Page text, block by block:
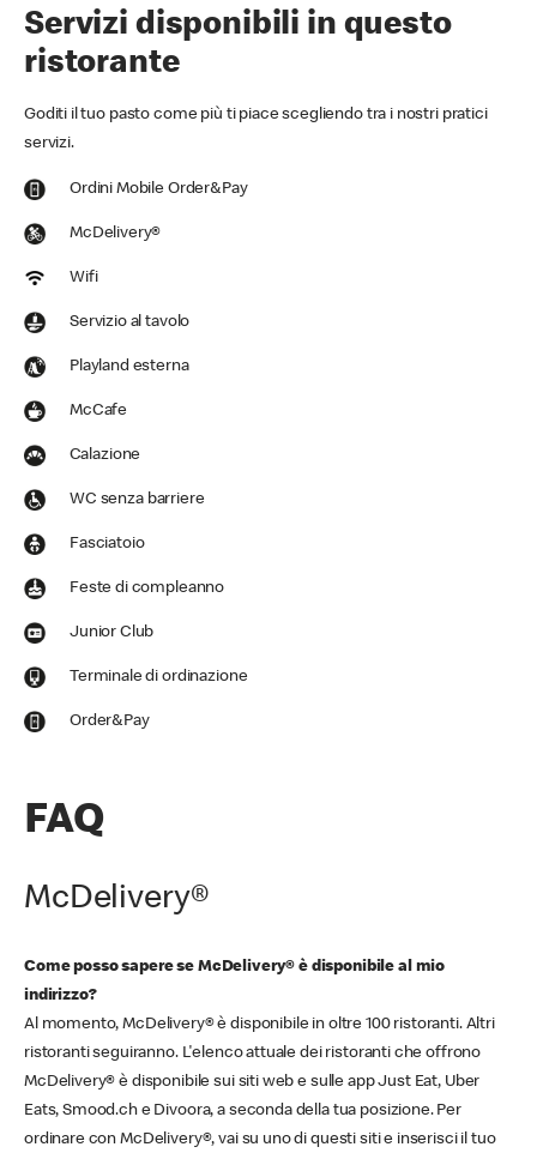
Servizi disponibili in questo
ristorante
Goditi il tuo pasto come più ti piace scegliendo tra i nostri pratici
servizi.
Ordini Mobile Order&Pay
McDelivery®
Wifi
Servizio al tavolo
Playland esterna
McCafe
Calazione
WC senza barriere
Fasciatoio
Feste di compleanno
Junior Club
Terminale di ordinazione
Order&Pay
FAQ
McDelivery®
Come posso sapere se McDelivery® è disponibile al mio
indirizzo?
Al momento, McDelivery® è disponibile in oltre 100 ristoranti. Altri
ristoranti seguiranno. L'elenco attuale dei ristoranti che offrono
McDelivery® è disponibile sui siti web e sulle app Just Eat, Uber
Eats, Smood.ch e Divoora, a seconda della tua posizione. Per
ordinare con McDelivery®, vai su uno di questi siti e inserisci il tuo